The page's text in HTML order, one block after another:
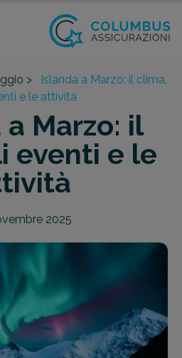
>
Islanda a Marzo: il clima,
e le attività
Marzo: il
eventi e le
2025